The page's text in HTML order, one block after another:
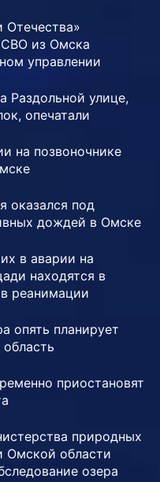
СВО из Омска
управлении
Раздольной улице,
опечатали
на позвоночнике
оказался под
дождей в Омске
в аварии на
находятся в
реанимации
опять планирует
приостановят
природных
Омской области
озера